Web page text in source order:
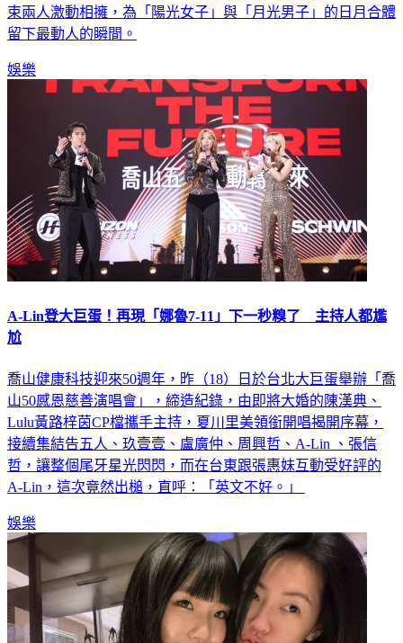
束兩人激動相擁，為「陽光女子」與「月光男子」的日月合體
留下最動人的瞬間。
娛樂
A-Lin登大巨蛋！再現「娜魯7-11」下一秒糗了 主持人都尷
尬
喬山健康科技迎來50週年，昨（18）日於台北大巨蛋舉辦「喬
山50感恩慈善演唱會」，締造紀錄，由即將大婚的陳漢典、
Lulu黃路梓茵CP檔攜手主持，夏川里美領銜開唱揭開序幕，
接續集結告五人、玖壹壹、盧廣仲、周興哲、A-Lin 、張信
哲，讓整個尾牙星光閃閃，而在台東跟張惠妹互動受好評的
A-Lin，這次竟然出槌，直呼：「英文不好。」
娛樂